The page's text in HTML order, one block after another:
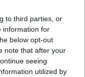
to third parties, or
information for
below opt-out
note that after your
seeing
utilized by
utilizzando
interni:
che rendono
clienti e ai
artificiale e